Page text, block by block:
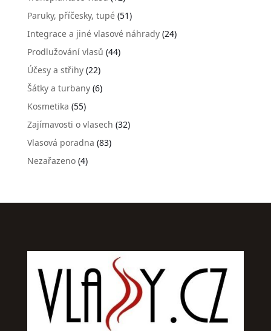
Paruky, příčesky, tupé(51)
Integrace a jiné vlasové náhrady(24)
Prodlužování vlasů (44)
Účesy a střihy(22)
Šátky a turbany(6)
Kosmetika (55)
Zajímavosti o vlasech (32)
Vlasová poradna (83)
Nezařazeno(4)